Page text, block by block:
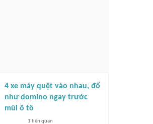
4 xe máy quệt vào nhau, đổ
như domino ngay trước
mũi ô tô
1 liên quan